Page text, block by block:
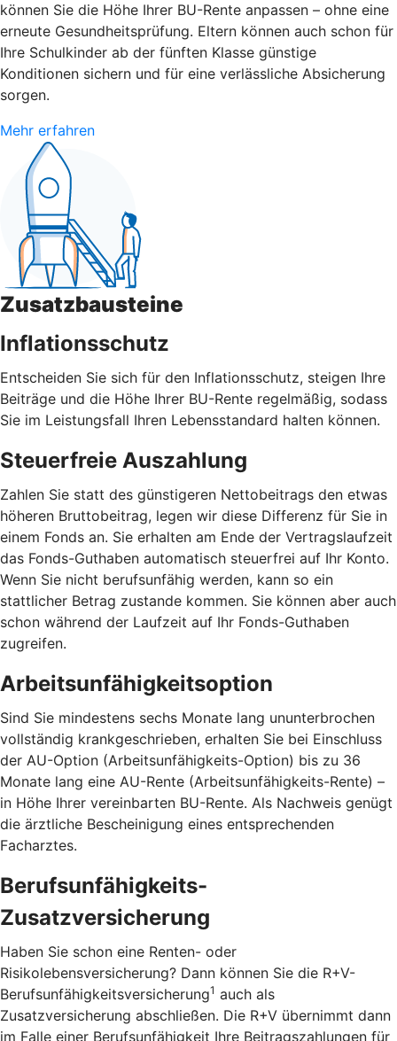
können Sie die Höhe Ihrer BU-Rente anpassen – ohne eine
erneute Gesundheitsprüfung. Eltern können auch schon für
Ihre Schulkinder ab der fünften Klasse günstige
Konditionen sichern und für eine verlässliche Absicherung
sorgen.
Mehr erfahren
Zusatzbausteine
Inflationsschutz
Entscheiden Sie sich für den Inflationsschutz, steigen Ihre
Beiträge und die Höhe Ihrer BU-Rente regelmäßig, sodass
Sie im Leistungsfall Ihren Lebensstandard halten können.
Steuerfreie Auszahlung
Zahlen Sie statt des günstigeren Nettobeitrags den etwas
höheren Bruttobeitrag, legen wir diese Differenz für Sie in
einem Fonds an. Sie erhalten am Ende der Vertragslaufzeit
das Fonds-Guthaben automatisch steuerfrei auf Ihr Konto.
Wenn Sie nicht berufsunfähig werden, kann so ein
stattlicher Betrag zustande kommen. Sie können aber auch
schon während der Laufzeit auf Ihr Fonds-Guthaben
zugreifen.
Arbeitsunfähigkeitsoption
Sind Sie mindestens sechs Monate lang ununterbrochen
vollständig krankgeschrieben, erhalten Sie bei Einschluss
der AU-Option (Arbeitsunfähigkeits-Option) bis zu 36
Monate lang eine AU-Rente (Arbeitsunfähigkeits-Rente) –
in Höhe Ihrer vereinbarten BU-Rente. Als Nachweis genügt
die ärztliche Bescheinigung eines entsprechenden
Facharztes.
Berufsunfähigkeits-
Zusatzversicherung
Haben Sie schon eine Renten- oder
Risikolebensversicherung? Dann können Sie die R+V-
Berufsunfähigkeitsversicherung1 auch als
Zusatzversicherung abschließen. Die R+V übernimmt dann
im Falle einer Berufsunfähigkeit Ihre Beitragszahlungen für